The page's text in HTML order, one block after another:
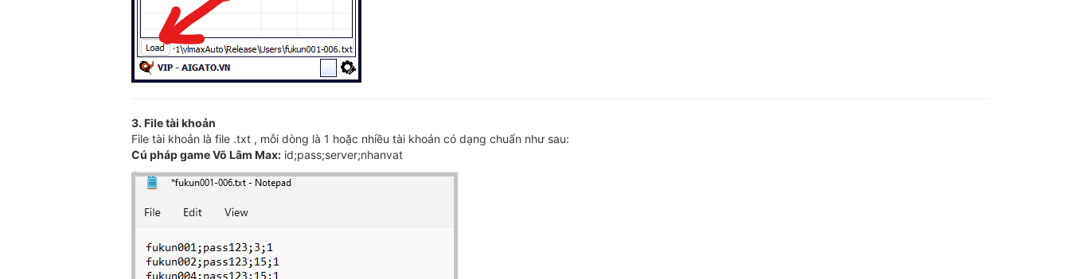
3. File tài khoản
File tài khoản là file .txt , mỗi dòng là 1 hoặc nhiều tài khoản có dạng chuẩn như sau:
Cú pháp game Võ Lâm Max: id;pass;server;nhanvat